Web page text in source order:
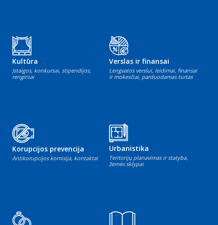
Kultūra
Įstaigos, konkursai, stipendijos,
renginiai
Verslas ir finansai
Lengvatos verslui, leidimai, finansai
ir mokesčiai, parduodamas turtas
Korupcijos prevencija
Antikorupcijos komisija, kontaktai
Urbanistika
Teritorijų planavimas ir statyba,
žemės sklypai